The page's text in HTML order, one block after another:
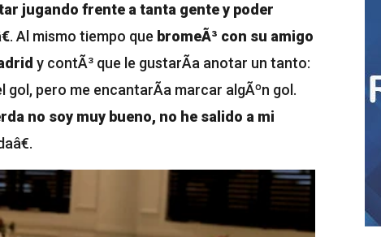
jugando frente a tanta gente y poder
. Al mismo tiempo que bromeÃ³ con su amigo
y contÃ³ que le gustarÃ­a anotar un tanto:
pero me encantarÃ­a marcar algÃºn gol.
no soy muy bueno, no he salido a mi